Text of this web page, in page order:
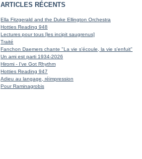
ARTICLES RÉCENTS
Ella Fitzgerald and the Duke Ellington Orchestra
Hotties Reading 948
Lectures pour tous [les incipit saugrenus]
Traité
Fanchon Daemers chante "La vie s'écoule, la vie s'enfuit"
Un ami est parti 1934-2026
Hiromi - I've Got Rhythm
Hotties Reading 947
Adieu au langage, réimpression
Pour Raminagrobis